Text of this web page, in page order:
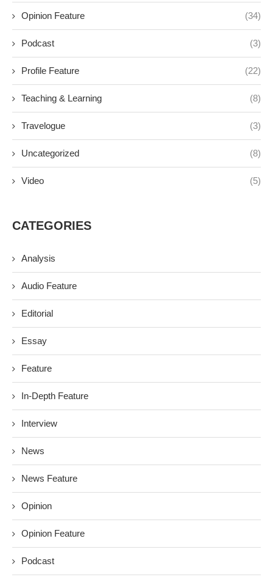
Opinion Feature (34)
Podcast (3)
Profile Feature (22)
Teaching & Learning (8)
Travelogue (3)
Uncategorized (8)
Video (5)
CATEGORIES
Analysis
Audio Feature
Editorial
Essay
Feature
In-Depth Feature
Interview
News
News Feature
Opinion
Opinion Feature
Podcast